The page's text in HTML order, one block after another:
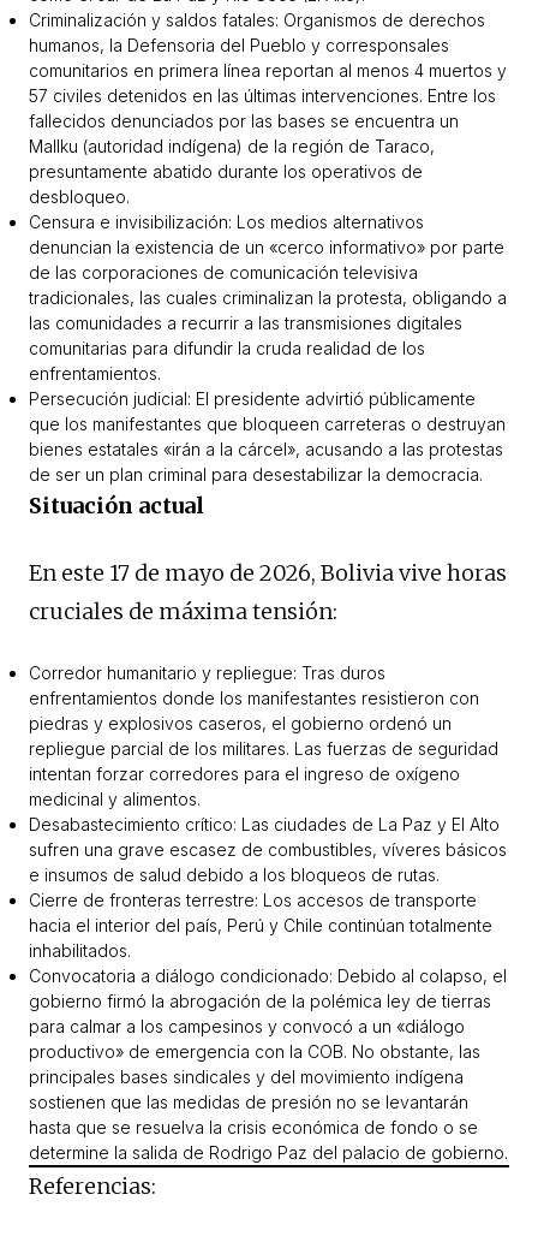
Criminalización y saldos fatales: Organismos de derechos
humanos, la Defensoria del Pueblo y corresponsales
comunitarios en primera línea reportan al menos 4 muertos y
57 civiles detenidos en las últimas intervenciones. Entre los
fallecidos denunciados por las bases se encuentra un
Mallku (autoridad indígena) de la región de Taraco,
presuntamente abatido durante los operativos de
desbloqueo.
Censura e invisibilización: Los medios alternativos
denuncian la existencia de un «cerco informativo» por parte
de las corporaciones de comunicación televisiva
tradicionales, las cuales criminalizan la protesta, obligando a
las comunidades a recurrir a las transmisiones digitales
comunitarias para difundir la cruda realidad de los
enfrentamientos.
Persecución judicial: El presidente advirtió públicamente
que los manifestantes que bloqueen carreteras o destruyan
bienes estatales «irán a la cárcel», acusando a las protestas
de ser un plan criminal para desestabilizar la democracia.
Situación actual
En este 17 de mayo de 2026, Bolivia vive horas
cruciales de máxima tensión:
Corredor humanitario y repliegue: Tras duros
enfrentamientos donde los manifestantes resistieron con
piedras y explosivos caseros, el gobierno ordenó un
repliegue parcial de los militares. Las fuerzas de seguridad
intentan forzar corredores para el ingreso de oxígeno
medicinal y alimentos.
Desabastecimiento crítico: Las ciudades de La Paz y El Alto
sufren una grave escasez de combustibles, víveres básicos
e insumos de salud debido a los bloqueos de rutas.
Cierre de fronteras terrestre: Los accesos de transporte
hacia el interior del país, Perú y Chile continúan totalmente
inhabilitados.
Convocatoria a diálogo condicionado: Debido al colapso, el
gobierno firmó la abrogación de la polémica ley de tierras
para calmar a los campesinos y convocó a un «diálogo
productivo» de emergencia con la COB. No obstante, las
principales bases sindicales y del movimiento indígena
sostienen que las medidas de presión no se levantarán
hasta que se resuelva la crisis económica de fondo o se
determine la salida de Rodrigo Paz del palacio de gobierno.
Referencias: